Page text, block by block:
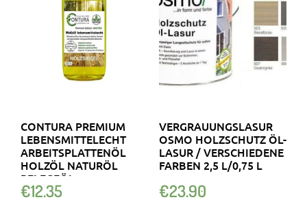
CONTURA PREMIUM
LEBENSMITTELECHT
ARBEITSPLATTENÖL
HOLZÖL NATURÖL
PFLEGEÖL
€12.35
VERGRAUUNGSLASUR
OSMO HOLZSCHUTZ ÖL-
LASUR / VERSCHIEDENE
FARBEN 2,5 L/0,75 L
€23.90